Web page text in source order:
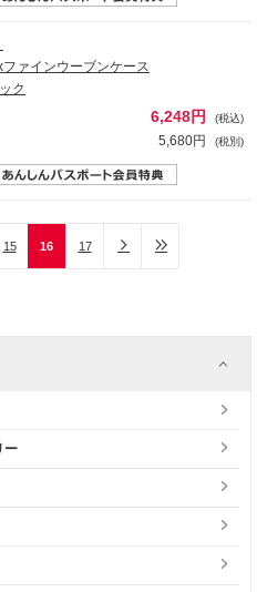
ァインウーブンケース
ク
6,248円 (税込)
5,680円 (税別)
15 16 17
ー